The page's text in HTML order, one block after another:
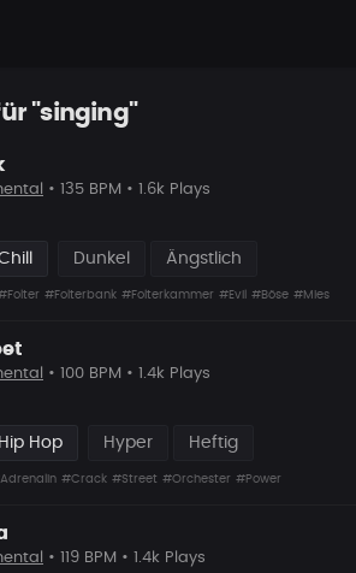
"singing"
• 135 BPM • 1.6k Plays
Dunkel Ängstlich
#Folterbank #Folterkammer #Evil #Böse #Mies
• 100 BPM • 1.4k Plays
Hop Hyper Heftig
#Crack #Street #Orchester #Power
• 119 BPM • 1.4k Plays